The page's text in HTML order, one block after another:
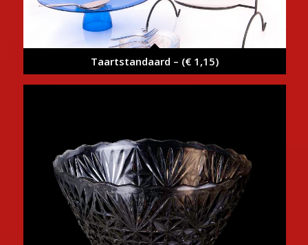
Taartstandaard – (€ 1,15)